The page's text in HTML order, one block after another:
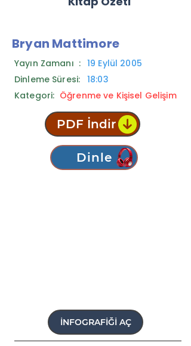
Bryan Mattimore
Yayın Zamanı : 19 Eylül 2005
Dinleme Süresi: 18:03
Kategori: Öğrenme ve Kişisel Gelişim
PDF İndir
Dinle
İNFOGRAFİĞİ AÇ